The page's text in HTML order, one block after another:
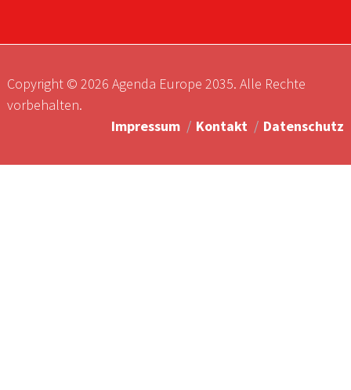
Copyright © 2026 Agenda Europe 2035. Alle Rechte
vorbehalten.
Impressum
Kontakt Datenschutz